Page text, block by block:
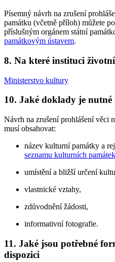
Písemný návrh na zrušení
památku (včetně příloh) můžete
příslušným orgánem státní
památkovým ústavem.
8. Na které instituci
Ministerstvo kultury
10. Jaké doklady je nutné
Návrh na zrušení prohlášení věci
musí obsahovat:
název kulturní památky a
seznamu kulturních památek
umístění a bližší určení
vlastnické vztahy,
zdůvodnění žádosti,
informativní fotografie.
11. Jaké jsou potřebné
dispozici